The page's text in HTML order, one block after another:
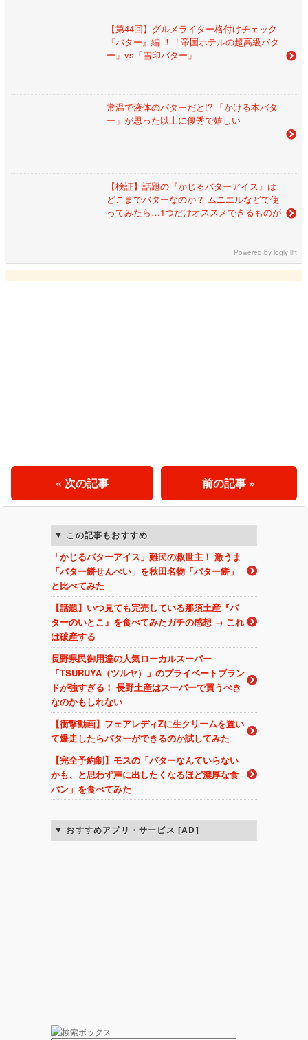
【第44回】グルメライター格付けチェック
『バター』編 ！「帝国ホテルの超高級バタ
ー」vs「雪印バター」
常温で液体のバターだと!? 「かける本バタ
ー」が思った以上に優秀で嬉しい
【検証】話題の『かじるバターアイス』は
どこまでバターなのか？ ムニエルなどで使
ってみたら…1つだけオススメできるものが
Powered bylogly lift
前の記事 »
« 次の記事
この記事もおすすめ
「かじるバターアイス」難民の救世主！ 激うま
「バター餅せんべい」を秋田名物「バター餅」
と比べてみた
【話題】いつ見ても完売している那須土産『バ
ターのいとこ』を食べてみたガチの感想 → これ
は破産する
長野県民御用達の人気ローカルスーパー
「TSURUYA（ツルヤ）」のプライベートブラン
ドが強すぎる！ 長野土産はスーパーで買うべき
なのかもしれない
【衝撃動画】フェアレディZに生クリームを置い
て爆走したらバターができるのか試してみた
【完全予約制】モスの「バターなんていらない
かも、と思わず声に出したくなるほど濃厚な食
パン」を食べてみた
おすすめアプリ・サービス [AD]